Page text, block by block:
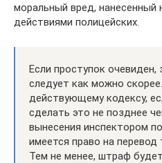
моральный вред, нанесенный
действиями полицейских.
Если проступок
следует как можно
действующему кодексу,
сделать это не позднее
вынесения инспектором
имеется право на
Тем не менее, штраф